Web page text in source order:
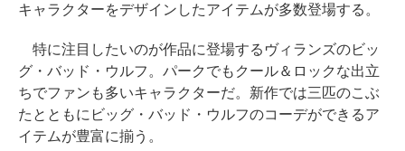
キャラクターをデザインしたアイテムが多数登場する。
特に注目したいのが作品に登場するヴィランズのビッ
グ・バッド・ウルフ。パークでもクール＆ロックな出立
ちでファンも多いキャラクターだ。新作では三匹のこぶ
たとともにビッグ・バッド・ウルフのコーデができるア
イテムが豊富に揃う。